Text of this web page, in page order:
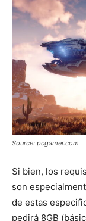
Source: pcgamer.com
Si bien, los
son
de estas
pedirá 8GB